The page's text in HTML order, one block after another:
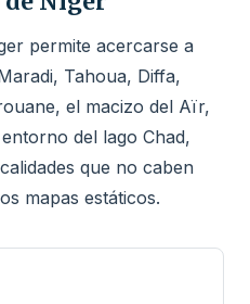
permite acercarse a
Tahoua, Diffa,
el macizo del Aïr,
del lago Chad,
que no caben
mapas estáticos.